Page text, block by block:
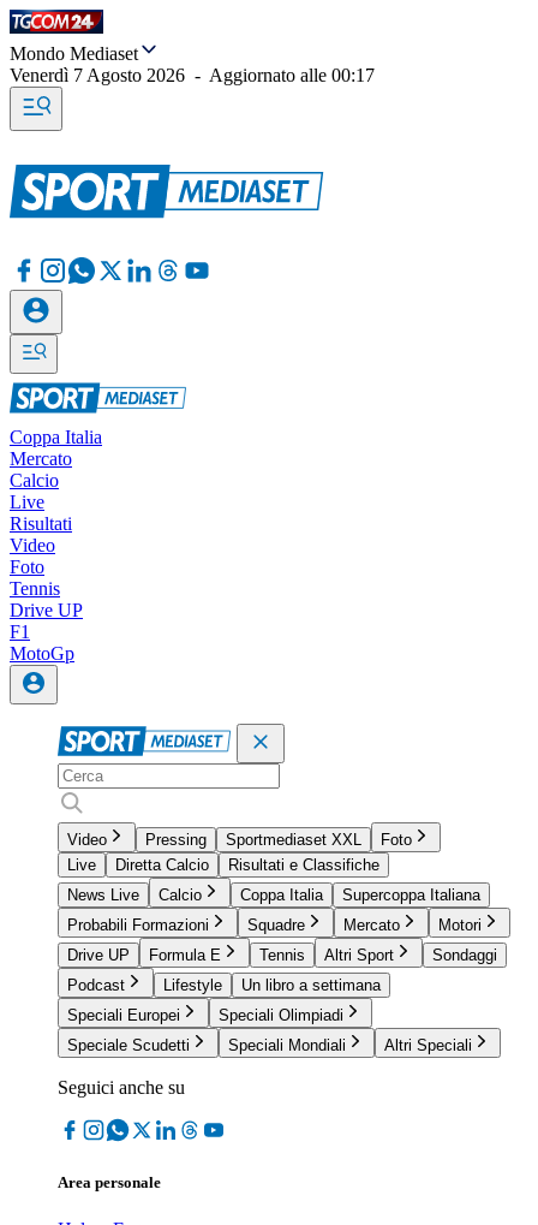
Mondo Mediaset
Venerdì 7 Agosto 2026 - Aggiornato alle 00:17
Coppa Italia
Mercato
Calcio
Live
Risultati
Video
Foto
Tennis
Drive UP
F1
MotoGp
Video Pressing Sportmediaset XXL
Foto
Live
Diretta Calcio
Risultati e Classifiche
News Live
Calcio Coppa Italia
Supercoppa Italiana
Probabili Formazioni
Squadre Mercato
Motori
Drive UP
Formula E Tennis Altri Sport
Sondaggi
Podcast
Lifestyle
Un libro a settimana
Speciali Europei
Speciali Olimpiadi
Speciale Scudetti
Speciali Mondiali Altri Speciali
Seguici anche su
Area personale